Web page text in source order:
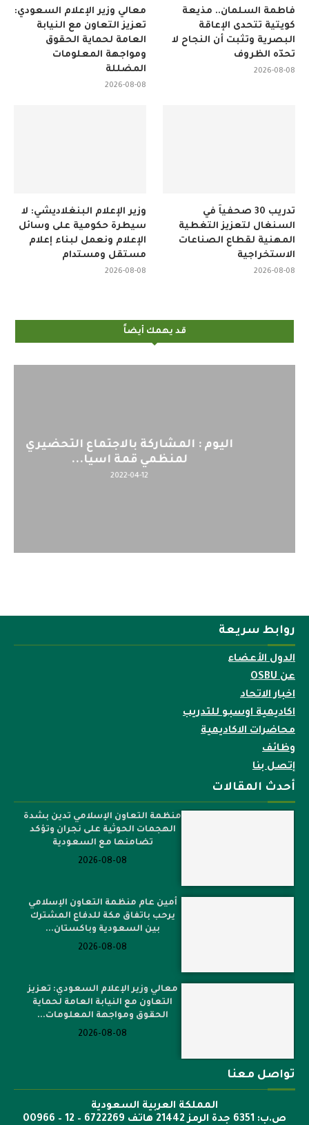
معالي وزير الإعلام السعودي:
تعزيز التعاون مع النيابة
العامة لحماية الحقوق
ومواجهة المعلومات
المضللة
2026-08-08
فاطمة السلمان.. مذيعة
كويتية تتحدى الإعاقة
البصرية وتثبت أن النجاح لا
تحدّه الظروف
2026-08-08
وزير الإعلام البنغلاديشي: لا
سيطرة حكومية على وسائل
الإعلام ونعمل لبناء إعلام
مستقل ومستدام
2026-08-08
تدريب 30 صحفياً في
السنغال لتعزيز التغطية
المهنية لقطاع الصناعات
الاستخراجية
2026-08-08
قد يهمك أيضاً
اليوم : المشاركة بالاجتماع التحضيري
لمنظمي قمة اسيا...
2022-04-12
روابط سريعة
الدول الأعضاء
عن OSBU
اخبار الاتحاد
اكاديمية اوسبو للتدريب
محاضرات الاكاديمية
وظائف
إتصل بنا
أحدث المقالات
منظمة التعاون الإسلامي تدين بشدة
الهجمات الحوثية على نجران وتؤكد
تضامنها مع السعودية
2026-08-08
أمين عام منظمة التعاون الإسلامي
يرحب باتفاق مكة للدفاع المشترك
بين السعودية وباكستان...
2026-08-08
معالي وزير الإعلام السعودي: تعزيز
التعاون مع النيابة العامة لحماية
الحقوق ومواجهة المعلومات...
2026-08-08
تواصل معنا
المملكة العربية السعودية
ص.ب: 6351 جدة الرمز 21442 هاتف 6722269 – 12 – 00966